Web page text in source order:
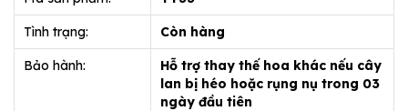
Tình trạng: Còn hàng
Bảo hành:
Hỗ trợ thay thế hoa khác nếu cây
lan bị héo hoặc rụng nụ trong 03
ngày đầu tiên